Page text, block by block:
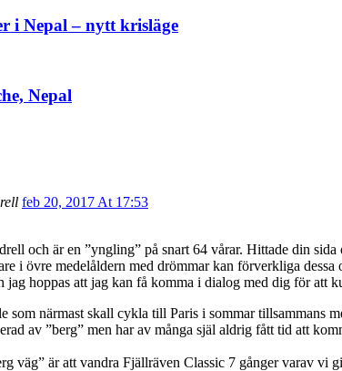
i Nepal – nytt krisläge
Nepal
feb 20, 2017 At 17:53
och är en ”yngling” på snart 64 vårar. Hittade din
i övre medelåldern med drömmar kan förverkliga
jag hoppas att jag kan få komma i dialog med dig för att
som närmast skall cykla till Paris i sommar tillsammans
av ”berg” men har av många själ aldrig fått tid att
väg” är att vandra Fjällräven Classic 7 gånger varav